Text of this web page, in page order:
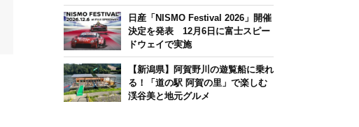
ルメを紹介
日産「NISMO Festival 2026」開催
決定を発表 12月6日に富士スピー
ドウェイで実施
【新潟県】阿賀野川の遊覧船に乗れ
る！「道の駅 阿賀の里」で楽しむ
渓谷美と地元グルメ